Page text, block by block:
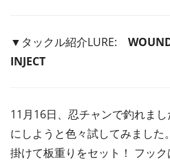
▼タックル紹介LURE:
INJECT
11月16日、忍チャンで釣れまし
にしようと色々試してみました
掛けて板重りをセット！ フッ